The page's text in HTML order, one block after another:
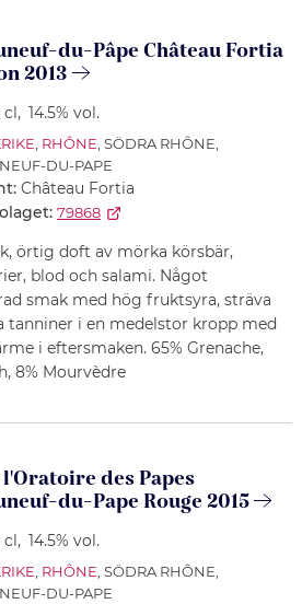
du-Pâpe Château Fortia
2013
, 14.5% vol.
, RHÔNE, SÖDRA RHÔNE,
DU-PAPE
Château Fortia
79868
örtig doft av mörka körsbär,
blod och salami. Något
smak med hög fruktsyra, sträva
tanniner i en medelstor kropp med
i eftersmaken. 65% Grenache,
8% Mourvèdre
des Papes
du-Pape Rouge 2015
, 14.5% vol.
, RHÔNE, SÖDRA RHÔNE,
DU-PAPE